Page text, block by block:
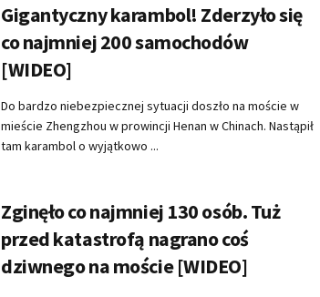
Gigantyczny karambol! Zderzyło się
co najmniej 200 samochodów
[WIDEO]
Do bardzo niebezpiecznej sytuacji doszło na moście w
mieście Zhengzhou w prowincji Henan w Chinach. Nastąpił
tam karambol o wyjątkowo ...
Zginęło co najmniej 130 osób. Tuż
przed katastrofą nagrano coś
dziwnego na moście [WIDEO]